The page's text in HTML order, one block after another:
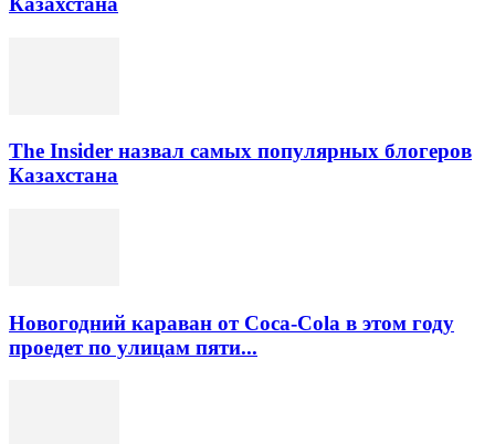
The Insider назвал самых популярных блогеров
Казахстана
Новогодний караван от Coca-Cola в этом году
проедет по улицам пяти...